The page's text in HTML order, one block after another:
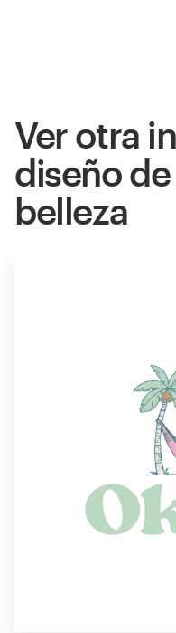
Ver otra
diseño
belleza